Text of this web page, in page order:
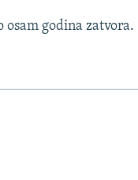
osam godina zatvora.